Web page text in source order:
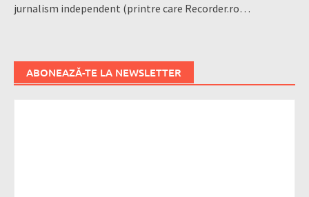
jurnalism independent (printre care Recorder.ro…
ABONEAZĂ-TE LA NEWSLETTER